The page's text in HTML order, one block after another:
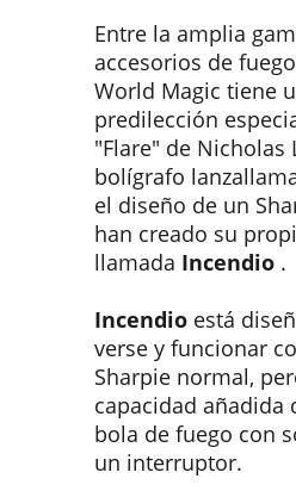
Entre la amplia
accesorios de
World Magic tiene
predilección
"Flare" de Nicholas
bolígrafo
el diseño de un
han creado su
llamada Incendio .
Incendio está
verse y funcionar
Sharpie normal,
capacidad añadida
bola de fuego con
un interruptor.